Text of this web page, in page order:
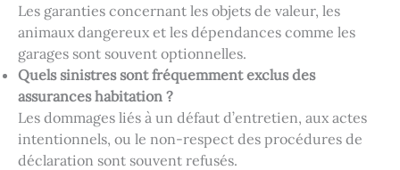
Les garanties concernant les objets de valeur, les
animaux dangereux et les dépendances comme les
garages sont souvent optionnelles.
Quels sinistres sont fréquemment exclus des
assurances habitation ?
Les dommages liés à un défaut d’entretien, aux actes
intentionnels, ou le non-respect des procédures de
déclaration sont souvent refusés.